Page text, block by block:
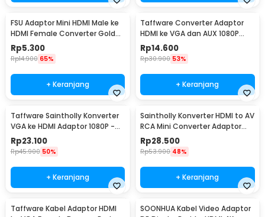
FSU Adaptor Mini HDMI Male ke
HDMI Female Converter Gold
Plated HD - SHH10
Rp5.300
Rp14.900 65%
+ Keranjang
Taffware Converter Adaptor
HDMI ke VGA dan AUX 1080P
Proyektor Monitor - S-PC-0389
Rp14.600
Rp30.900 53%
+ Keranjang
Taffware Saintholly Konverter
VGA ke HDMI Adaptor 1080P -
ST-218
Rp23.100
Rp45.900 50%
+ Keranjang
Saintholly Konverter HDMI to AV
RCA Mini Converter Adaptor
1080p - ST-209
Rp28.500
Rp53.900 48%
+ Keranjang
Taffware Kabel Adaptor HDMI
SOONHUA Kabel Video Adaptor